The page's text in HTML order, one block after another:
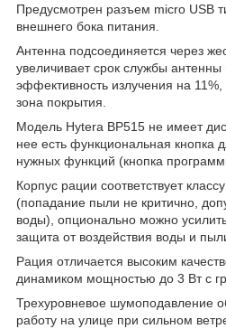
Предусмотрен разъем micro USB
внешнего бока питания.
Антенна подсоединяется через
увеличивает срок службы
эффективность излучения на 11%,
зона покрытия.
Модель Hytera BP515 не имеет
нее есть функциональная кнопка
нужных функций (кнопка
Корпус рации соответствует
(попадание пыли не критично,
воды), опционально можно
защита от воздействия воды и
Рация отличается высоким
динамиком мощностью до 3 Вт с
Трехуровневое шумоподавление
работу на улице при сильном